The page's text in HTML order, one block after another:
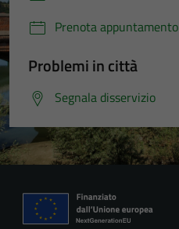
Prenota appuntamento
Problemi in città
Segnala disservizio